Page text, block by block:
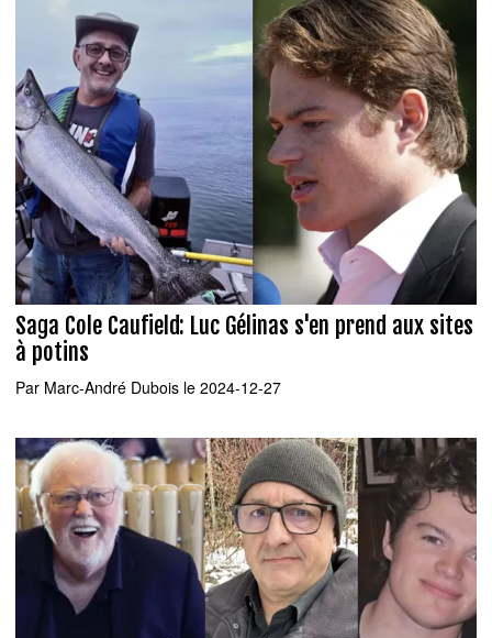
Saga Cole Caufield: Luc Gélinas s'en prend aux sites
à potins
Par Marc-André Dubois le 2024-12-27